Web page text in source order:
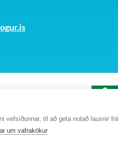
vefsíðunnar, til að geta notað lausnir frá
um vafrakökur